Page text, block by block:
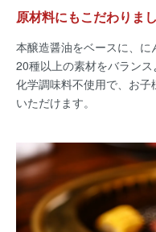
原材料にもこだわりま
本醸造醤油をベースに、
20種以上の素材をバランス
化学調味料不使用で、お
いただけます。